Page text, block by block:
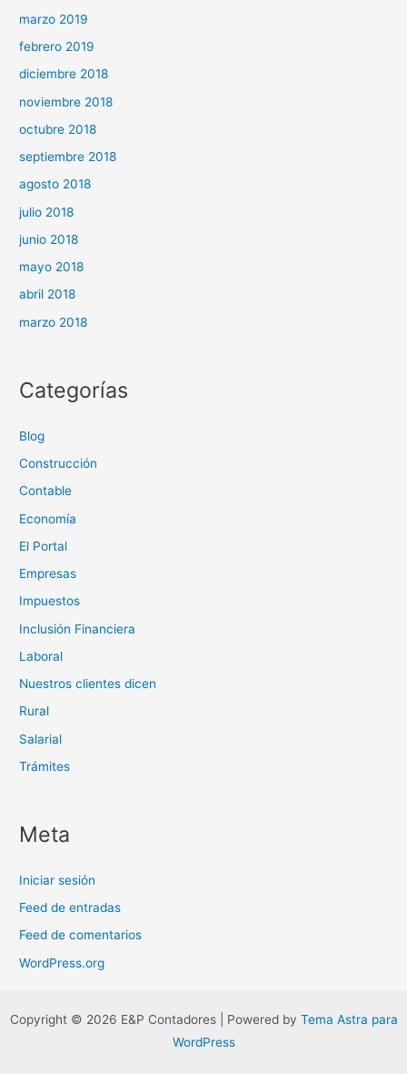
marzo 2019
febrero 2019
diciembre 2018
noviembre 2018
octubre 2018
septiembre 2018
agosto 2018
julio 2018
junio 2018
mayo 2018
abril 2018
marzo 2018
Categorías
Blog
Construcción
Contable
Economía
El Portal
Empresas
Impuestos
Inclusión Financiera
Laboral
Nuestros clientes dicen
Rural
Salarial
Trámites
Meta
Iniciar sesión
Feed de entradas
Feed de comentarios
WordPress.org
Copyright © 2026 E&P Contadores | Powered by Tema Astra para
WordPress